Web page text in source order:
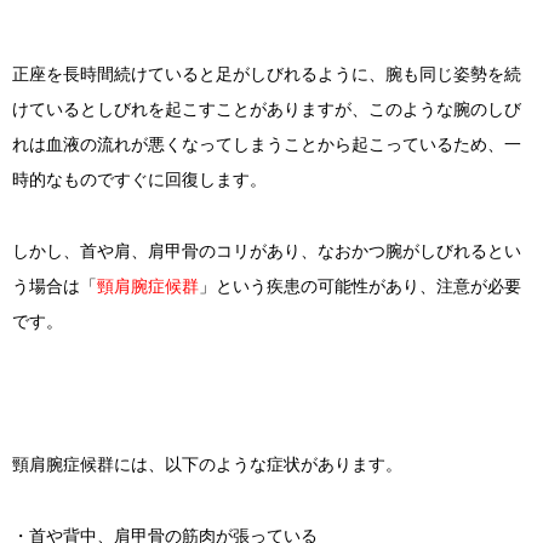
正座を長時間続けていると足がしびれるように、腕も同じ姿勢を続
けているとしびれを起こすことがありますが、このような腕のしび
れは血液の流れが悪くなってしまうことから起こっているため、一
時的なものですぐに回復します。
しかし、首や肩、肩甲骨のコリがあり、なおかつ腕がしびれるとい
う場合は「頸肩腕症候群 」という疾患の可能性があり、注意が必要
です。
頸肩腕症候群には、以下のような症状があります。
・首や背中、肩甲骨の筋肉が張っている